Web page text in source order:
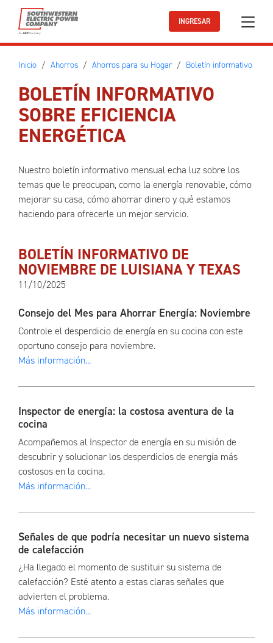
Ir al contenido principal
INGRESAR
Inicio Ahorros Ahorros para su Hogar Boletín informativo
BOLETÍN INFORMATIVO
SOBRE EFICIENCIA
ENERGÉTICA
Nuestro boletín informativo mensual echa luz sobre los
temas que le preocupan, como la energía renovable, cómo
mejorar su casa, cómo ahorrar dinero y qué estamos
haciendo para ofrecerle un mejor servicio.
BOLETÍN INFORMATIVO DE
NOVIEMBRE DE LUISIANA Y TEXAS
11/10/2025
Consejo del Mes para Ahorrar Energía: Noviembre
Controle el desperdicio de energía en su cocina con este
oportuno consejo para noviembre.
Más información...
Inspector de energía: la costosa aventura de la
cocina
Acompañemos al Inspector de energía en su misión de
descubrir y solucionar los desperdicios de energía más
costosos en la cocina.
Más información...
Señales de que podría necesitar un nuevo sistema
de calefacción
¿Ha llegado el momento de sustituir su sistema de
calefacción? Esté atento a estas claras señales que
advierten el problema.
Más información...